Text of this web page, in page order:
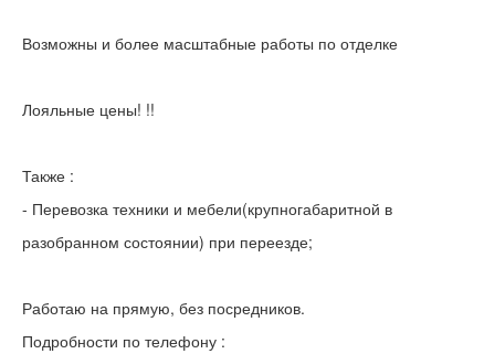
Возможны и более масштабные работы по отделке
Лояльные цены! !!
Также :
- Перевозка техники и мебели(крупногабаритной в
разобранном состоянии) при переезде;
Работаю на прямую, без посредников.
Подробности по телефону :